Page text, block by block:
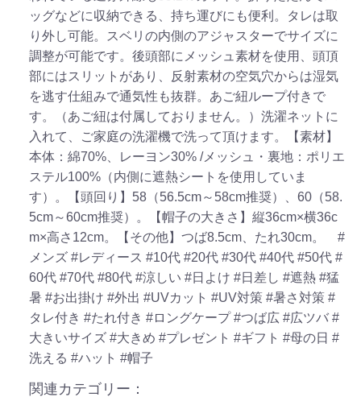
ッグなどに収納できる、持ち運びにも便利。タレは取
り外し可能。スベリの内側のアジャスターでサイズに
調整が可能です。後頭部にメッシュ素材を使用、頭頂
部にはスリットがあり、反射素材の空気穴からは湿気
を逃す仕組みで通気性も抜群。あご紐ループ付きで
す。（あご紐は付属しておりません。）洗濯ネットに
入れて、ご家庭の洗濯機で洗って頂けます。【素材】
本体：綿70%、レーヨン30% /メッシュ・裏地：ポリエ
ステル100%（内側に遮熱シートを使用していま
す）。【頭回り】58（56.5cm～58cm推奨）、60（58.
5cm～60cm推奨）。【帽子の大きさ】縦36cm×横36c
m×高さ12cm。【その他】つば8.5cm、たれ30cm。 #
メンズ #レディース #10代 #20代 #30代 #40代 #50代 #
60代 #70代 #80代 #涼しい #日よけ #日差し #遮熱 #猛
暑 #お出掛け #外出 #UVカット #UV対策 #暑さ対策 #
タレ付き #たれ付き #ロングケープ#つば広 #広ツバ #
大きいサイズ #大きめ #プレゼント #ギフト #母の日 #
洗える #ハット #帽子
関連カテゴリー：